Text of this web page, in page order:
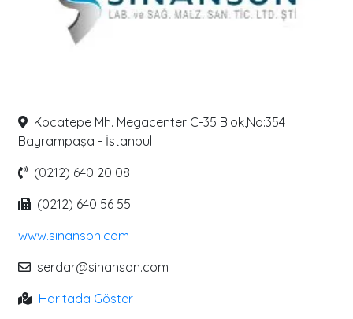
Kocatepe Mh. Megacenter C-35 Blok,No:354
Bayrampaşa - İstanbul
(0212) 640 20 08
(0212) 640 56 55
www.sinanson.com
serdar@sinanson.com
Haritada Göster